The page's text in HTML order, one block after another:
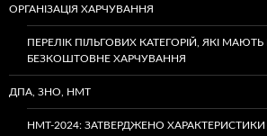
ОРГАНІЗАЦІЯ ХАРЧУВАННЯ
ПЕРЕЛІК ПІЛЬГОВИХ КАТЕГОРІЙ, ЯКІ
БЕЗКОШТОВНЕ ХАРЧУВАННЯ
ДПА, ЗНО, НМТ
НМТ-2024: ЗАТВЕРДЖЕНО